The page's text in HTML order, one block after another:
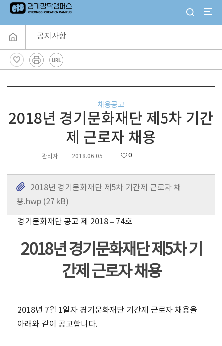
공지사항
채용공고
2018년 경기문화재단 제5차 기간
제 근로자 채용
관리자 2018.06.05 0
2018년 경기문화재단 제5차 기간제 근로자 채
용.hwp (27 kB)
경기문화재단 공고 제 2018 – 74호
2018년 경기문화재단 제5차 기
간제 근로자 채용
2018년 7월 1일자 경기문화재단 기간제 근로자 채용을
아래와 같이 공고합니다.